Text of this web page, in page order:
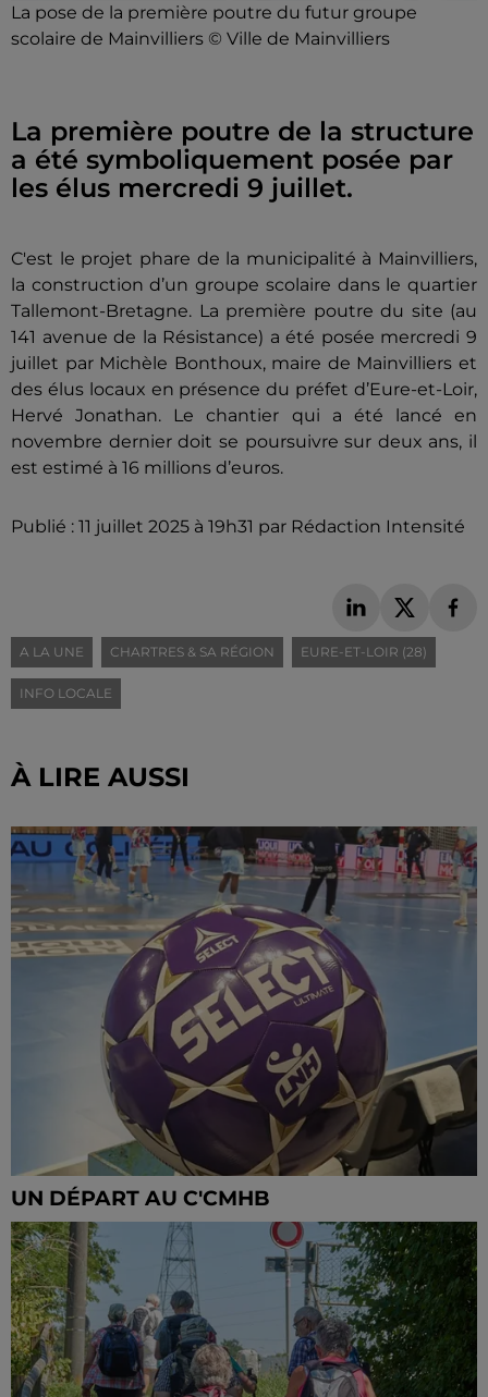
La pose de la première poutre du futur groupe
scolaire de Mainvilliers © Ville de Mainvilliers
La première poutre de la structure
a été symboliquement posée par
les élus mercredi 9 juillet.
C'est le projet phare de la municipalité à Mainvilliers,
la construction d’un groupe scolaire dans le quartier
Tallemont-Bretagne. La première poutre du site (au
141 avenue de la Résistance) a été posée mercredi 9
juillet par Michèle Bonthoux, maire de Mainvilliers et
des élus locaux en présence du préfet d’Eure-et-Loir,
Hervé Jonathan. Le chantier qui a été lancé en
novembre dernier doit se poursuivre sur deux ans, il
est estimé à 16 millions d’euros.
Publié : 11 juillet 2025 à 19h31 par Rédaction Intensité
A LA UNE CHARTRES & SA RÉGION EURE-ET-LOIR (28)
INFO LOCALE
À LIRE AUSSI
UN DÉPART AU C'CMHB